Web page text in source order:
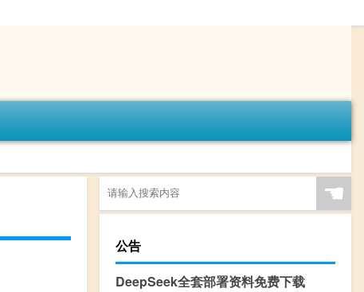
☚
公告
DeepSeek全套部署资料免费下载